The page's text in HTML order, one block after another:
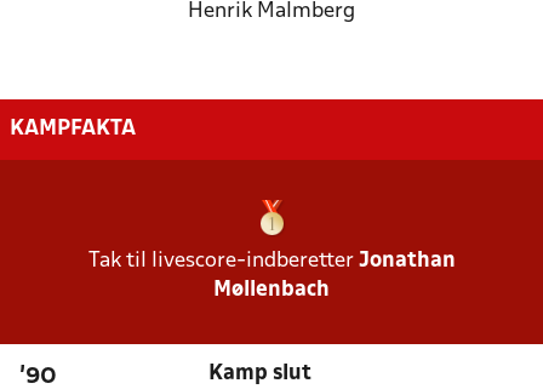
Henrik Malmberg
KAMPFAKTA
Tak til livescore-indberetter Jonathan
Møllenbach
'90 Kamp slut